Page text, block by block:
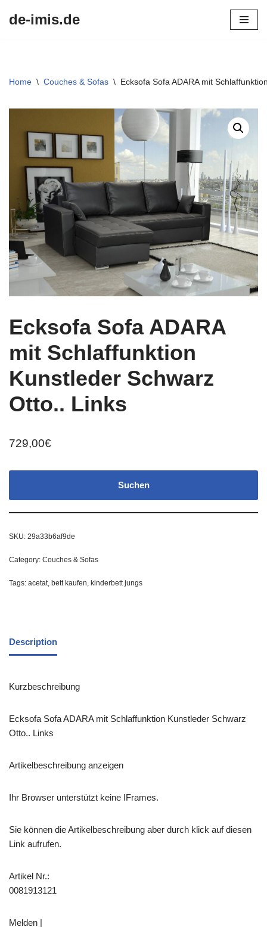
de-imis.de
Home \ Couches & Sofas \ Ecksofa Sofa ADARA mit
Ecksofa Sofa ADARA
mit Schlaffunktion
Kunstleder Schwarz
Otto.. Links
729,00€
Suchen
SKU: 29a33b6af9de
Category: Couches & Sofas
Tags: acetat bett kaufen kinderbett jungs
Description
Kurzbeschreibung
Ecksofa Sofa ADARA mit Schlaffunktion Kunstleder Schwarz
Otto.. Links
Artikelbeschreibung anzeigen
Ihr Browser unterstützt keine IFrames.
Sie können die Artikelbeschreibung aber durch klick auf diesen
Link aufrufen.
Artikel Nr.:
0081913121
Melden |